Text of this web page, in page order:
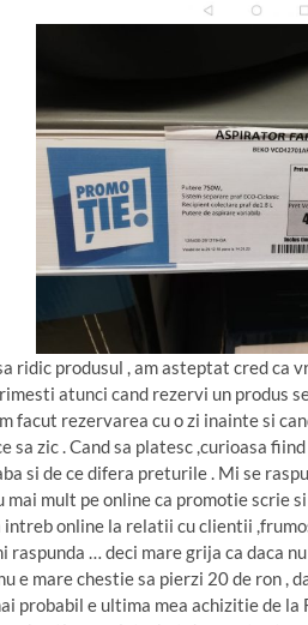
ridic produsul , am asteptat cred ca
atunci cand rezervi un produs
facut rezervarea cu o zi inainte si
sa zic . Cand sa platesc ,curioasa
si de ce difera preturile . Mi se
mai mult pe online ca promotie scrie
intreb online la relatii cu clientii
raspunda … deci mare grija ca daca
e mare chestie sa pierzi 20 de ron
probabil e ultima mea achizitie de